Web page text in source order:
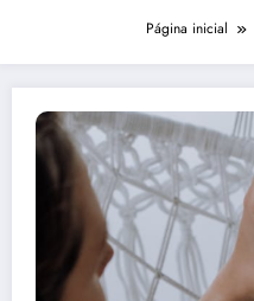
Página inicial